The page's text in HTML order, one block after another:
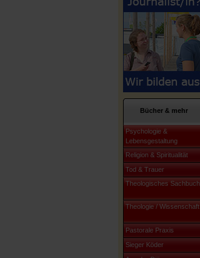
Bücher & mehr
Psychologie &
Lebensgestaltung
Religion & Spiritualität
Tod & Trauer
Theologisches Sachbuch
Theologie / Wissenschaft
Pastorale Praxis
Sieger Köder